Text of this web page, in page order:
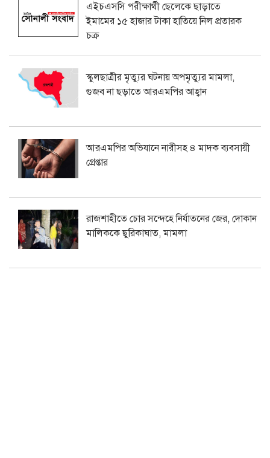
এইচএসসি পরীক্ষার্থী ছেলেকে ছাড়াতে
ইমামের ১৫ হাজার টাকা হাতিয়ে নিল প্রতারক
চক্র
স্কুলছাত্রীর মৃত্যুর ঘটনায় অপমৃত্যুর মামলা,
গুজব না ছড়াতে আরএমপির আহ্বান
আরএমপির অভিযানে নারীসহ ৪ মাদক ব্যবসায়ী
গ্রেপ্তার
রাজশাহীতে চোর সন্দেহে নির্যাতনের জের, দোকান
মালিককে ছুরিকাঘাত, মামলা